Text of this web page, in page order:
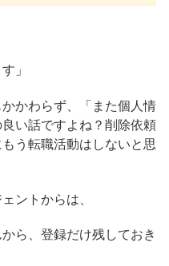
」
かわらず、「また個人情
い話ですよね？削除依頼
う転職活動はしないと思
ントからは、
ら、登録だけ残しておき